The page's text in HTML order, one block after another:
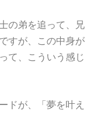
の弟を追って、兄
すが、この中身が
て、こういう感じ
ドが、「夢を叶え